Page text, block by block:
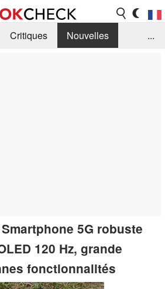
Critiques
Nouvelles
...
5G robuste
120 Hz, grande
fonctionnalités